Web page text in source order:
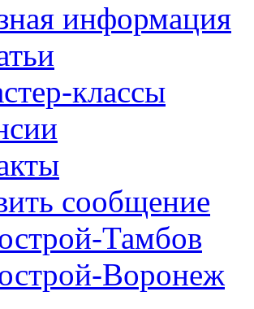
информация
классы
сообщение
Тамбов
Воронеж